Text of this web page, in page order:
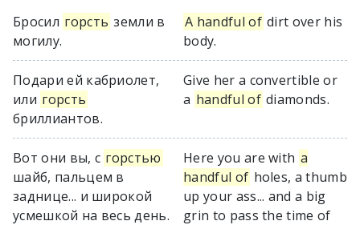
Бросил горсть земли в
могилу.
A handful of dirt over his
body.
Подари ей кабриолет,
или горсть
бриллиантов.
Give her a convertible or
a handful of diamonds.
Вот они вы, с горстью
шайб, пальцем в
заднице... и широкой
усмешкой на весь день.
Here you are with a
handful of holes, a thumb
up your ass... and a big
grin to pass the time of